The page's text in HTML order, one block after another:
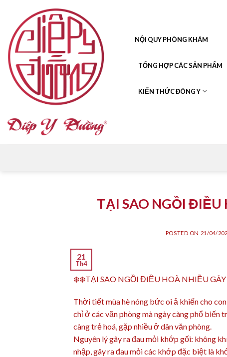
content
NỘI QUY PHÒNG KHÁM
TỔNG HỢP CÁC SẢN PHẨM
KIẾN THỨC ĐÔNG Y
TẠI SAO NGỒI ĐIỀU
POSTED ON 21/04/
21
Th4
❄️❄️TẠI SAO NGỒI ĐIỀU HOÀ NHIỀU
Thời tiết mùa hè nóng bức oi ả khiến cho
chỉ ở các văn phòng mà ngày càng phổ biến
càng trẻ hoá, gặp nhiều ở dân văn phòng.
Nguyên lý gây ra đau mỏi khớp gối: không
nhập, gây ra đau mỏi các khớp đặc biệt là